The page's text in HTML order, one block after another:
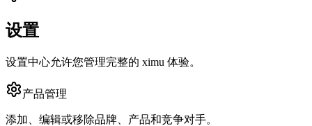
设置
设置中心允许您管理完整的 ximu 体验。
产品管理
添加、编辑或移除品牌、产品和竞争对手。